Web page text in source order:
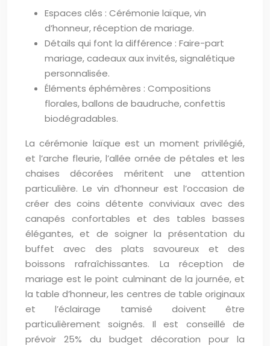
Espaces clés : Cérémonie laïque, vin
d’honneur, réception de mariage.
Détails qui font la différence : Faire-part
mariage, cadeaux aux invités, signalétique
personnalisée.
Éléments éphémères : Compositions
florales, ballons de baudruche, confettis
biodégradables.
La cérémonie laïque est un moment privilégié,
et l’arche fleurie, l’allée ornée de pétales et les
chaises décorées méritent une attention
particulière. Le vin d’honneur est l’occasion de
créer des coins détente conviviaux avec des
canapés confortables et des tables basses
élégantes, et de soigner la présentation du
buffet avec des plats savoureux et des
boissons rafraîchissantes. La réception de
mariage est le point culminant de la journée, et
la table d’honneur, les centres de table originaux
et l’éclairage tamisé doivent être
particulièrement soignés. Il est conseillé de
prévoir 25% du budget décoration pour la